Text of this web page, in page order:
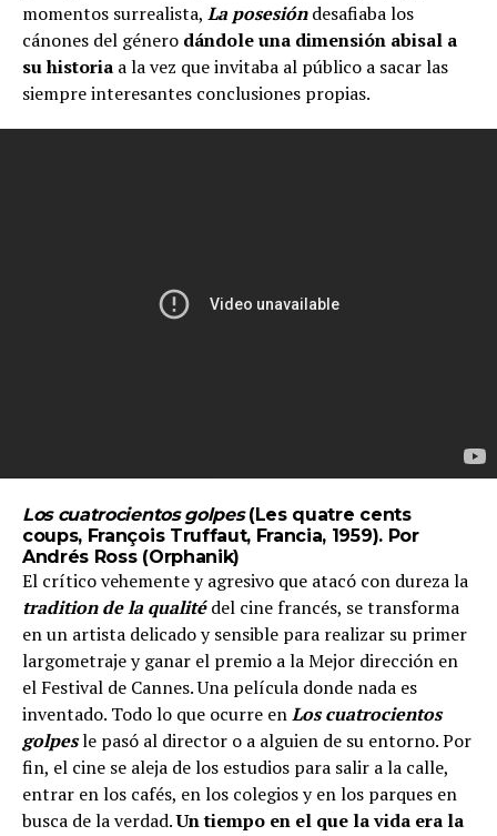
momentos surrealista, La posesióndesafiaba los
cánones del género dándole una dimensión abisal a
su historia a la vez que invitaba al público a sacar las
siempre interesantes conclusiones propias.
Los cuatrocientos golpes(Les quatre cents
coups, François Truffaut, Francia, 1959). Por
Andrés Ross (Orphanik)
El crítico vehemente y agresivo que atacó con dureza la
tradition de la qualitédel cine francés, se transforma
en un artista delicado y sensible para realizar su primer
largometraje y ganar el premio a la Mejor dirección en
el Festival de Cannes. Una película donde nada es
inventado. Todo lo que ocurre enLos cuatrocientos
golpesle pasó al director o a alguien de su entorno. Por
fin, el cine se aleja de los estudios para salir a la calle,
entrar en los cafés, en los colegios y en los parques en
busca de la verdad.Un tiempo en el que la vida era la